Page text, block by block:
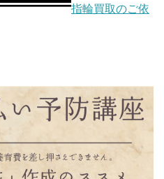
指輪買取のご依